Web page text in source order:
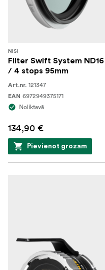
NISI
Filter Swift System ND16
/ 4 stops 95mm
Art.nr. 121347
EAN 6972949375171
Noliktavā
134,90 €
Pievienot grozam